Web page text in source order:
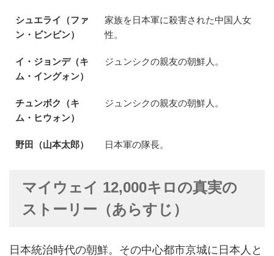
シュエライ（ファ
ン・ビンビン）
家族を日本軍に殺害された中国人女
性。
イ・ジョンデ（キ
ム・イングォン）
ジュンシクの親友の朝鮮人。
チュンボク（キ
ム・ヒウォン）
ジュンシクの親友の朝鮮人。
野田（山本太郎） 日本軍の隊長。
マイウェイ 12,000キロの真実の
ストーリー（あらすじ）
日本統治時代の朝鮮。その中心都市京城に日本人と